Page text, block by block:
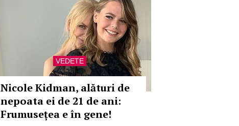
VEDETE
Nicole Kidman, alături de
nepoata ei de 21 de ani:
Frumusețea e în gene!